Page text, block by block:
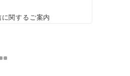
関するご案内